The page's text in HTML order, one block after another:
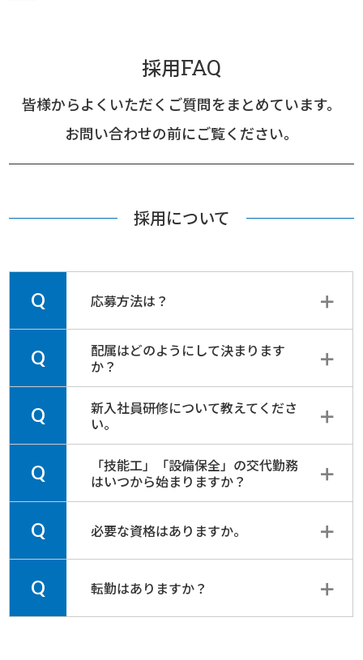
採用FAQ
皆様からよくいただくご質問をまとめています。
お問い合わせの前にご覧ください。
採用について
Q 応募方法は？
Q
配属はどのようにして決まります
か？
Q
新入社員研修について教えてくださ
い。
Q
「技能工」「設備保全」の交代勤務
はいつから始まりますか？
Q 必要な資格はありますか。
Q 転勤はありますか？